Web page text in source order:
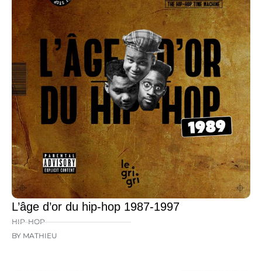
L’âge d’or du hip-hop 1987-1997
HIP-HOP
BY MATHIEU